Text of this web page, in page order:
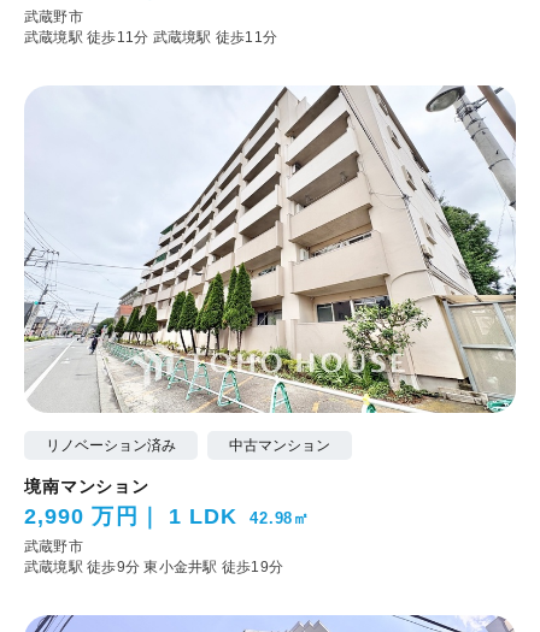
武蔵野市
武蔵境駅 徒歩11分 武蔵境駅 徒歩11分
リノベーション済み 中古マンション
境南マンション
2,990 万円 1 LDK 42.98㎡
武蔵野市
武蔵境駅 徒歩9分東小金井駅 徒歩19分